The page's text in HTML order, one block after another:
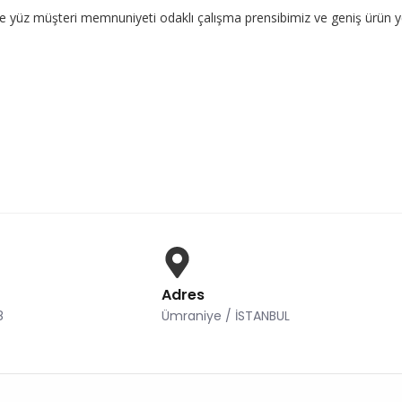
memnuniyeti odaklı çalışma prensibimiz ve geniş ürün
Adres
Ümraniye / İSTANBUL